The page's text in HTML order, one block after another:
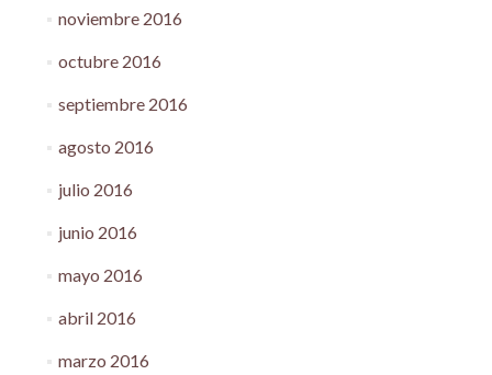
noviembre 2016
octubre 2016
septiembre 2016
agosto 2016
julio 2016
junio 2016
mayo 2016
abril 2016
marzo 2016